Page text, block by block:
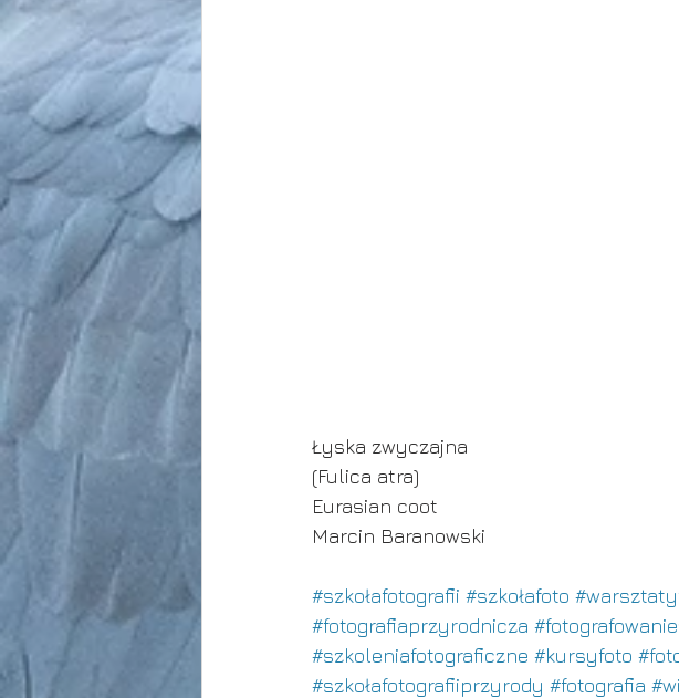
Łyska zwyczajna
(Fulica atra)
Eurasian coot
Marcin Baranowski
#szkołafotografii #szkołafoto
#fotografiaprzyrodnicza
#szkoleniafotograficzne #kursyfoto
#szkołafotografiiprzyrody #fotografia